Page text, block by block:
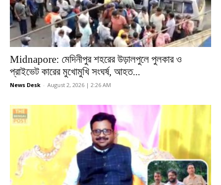
Midnapore: মেদিনীপুর শহরের উড়ালপুলে পুলকার ও
প্রাইভেট কারের মুখোমুখি সংঘর্ষ, আহত...
News Desk - August 2, 2026 | 2:26 AM